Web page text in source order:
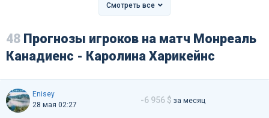
Смотреть все
48 Прогнозы игроков на матч Монреаль
Канадиенс - Каролина Харикейнс
Enisey
28 мая 02:27
-6 956 $ за месяц